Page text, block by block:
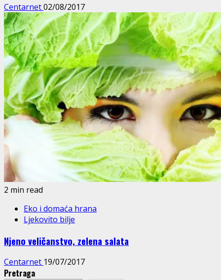
Centarnet02/08/2017
2 min read
Eko i domaća hrana
Ljekovito bilje
Njeno veličanstvo, zelena salata
Centarnet 19/07/2017
Pretraga